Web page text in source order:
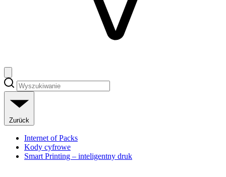
Zurück
Internet of Packs
Kody cyfrowe
Smart Printing – inteligentny druk